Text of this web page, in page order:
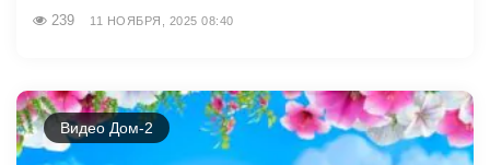
239 11 НОЯБРЯ, 2025 08:40
Видео Дом-2